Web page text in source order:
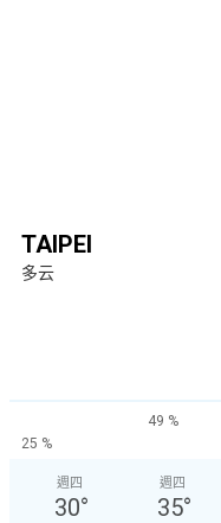
TAIPEI
多云
49 %
25 %
週四
30°
週四
35°